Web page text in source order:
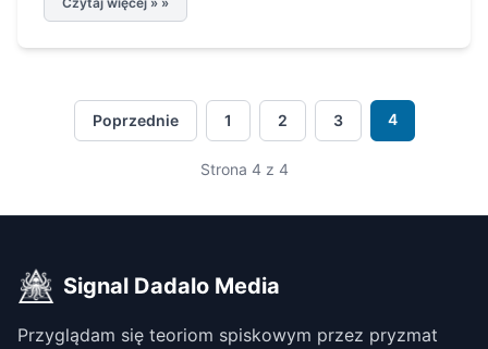
Poprzednie 1 2 3 4
Strona 4 z 4
Signal Dadalo Media
Przyglądam się teoriom spiskowym przez pryzmat